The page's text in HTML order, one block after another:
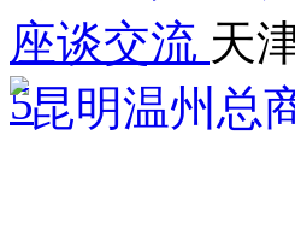
座谈交流 天
5